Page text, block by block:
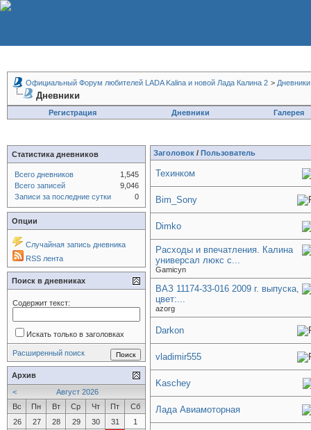
Официальный Форум любителей LADA Kalina и новой Лада Калина 2 > Дневники
Дневники
Регистрация Дневники Галерея
Заголовок / Пользователь
Техинком
Bim_Sony
Dimko
Расходы и впечатления. Калина
универсал люкс с...
Gamicyn
ВАЗ 11174-33-016 2009 г. выпуска,
цвет:...
azorg
Darkon
vladimir555
Kaschey
Лада Авиамоторная
Статистика дневников
Всего дневников
1,545
Всего записей
9,046
Записи за последние сутки
0
Опции
Случайная запись дневника
RSS лента
Поиск в дневниках
Содержит текст:
Искать только в заголовках
Расширенный поиск
Архив
<
Август 2026
Вс
Пн Вт Ср Чт Пт
Сб
26
27 28 29 30 31
1